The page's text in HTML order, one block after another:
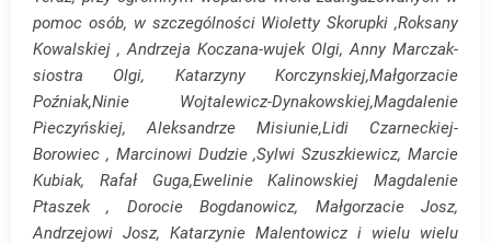
pomoc osób, w szczególności Wioletty Skorupki ,Roksany
Kowalskiej , Andrzeja Koczana-wujek Olgi, Anny Marczak-
siostra Olgi, Katarzyny Korczynskiej,Małgorzacie
Poźniak,Ninie Wojtalewicz-Dynakowskiej,Magdalenie
Pieczyńskiej, Aleksandrze Misiunie,Lidi Czarneckiej-
Borowiec , Marcinowi Dudzie ,Sylwi Szuszkiewicz, Marcie
Kubiak, Rafał Guga,Ewelinie Kalinowskiej Magdalenie
Ptaszek , Dorocie Bogdanowicz, Małgorzacie Josz,
Andrzejowi Josz, Katarzynie Malentowicz i wielu wielu